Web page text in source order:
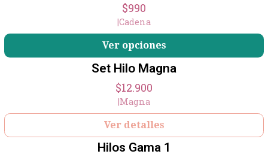
$990
|Cadena
Ver opciones
Set Hilo Magna
$12.900
|Magna
Ver detalles
+21
Hilos Gama 1